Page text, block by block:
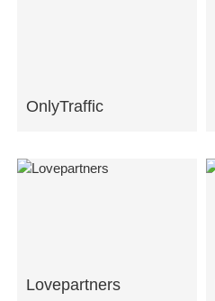
OnlyTraffic
Lovepartners